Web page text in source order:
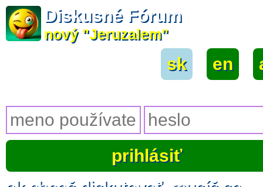
Diskusné Fórum
nový "Jeruzalem"
sk en